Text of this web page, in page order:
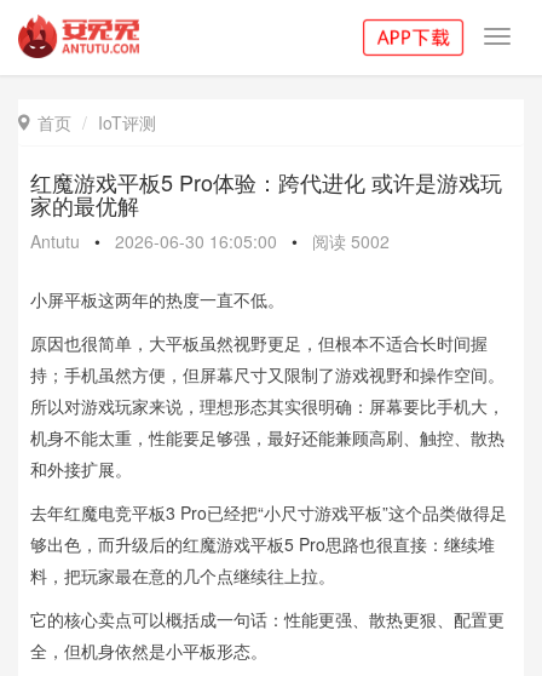
 首页 IoT评测
红魔游戏平板5 Pro体验：跨代进化 或许是游戏玩
家的最优解
Antutu • 2026-06-30 16:05:00 • 阅读 5002
小屏平板这两年的热度一直不低。
原因也很简单，大平板虽然视野更足，但根本不适合长时间握
持；手机虽然方便，但屏幕尺寸又限制了游戏视野和操作空间。
所以对游戏玩家来说，理想形态其实很明确：屏幕要比手机大，
机身不能太重，性能要足够强，最好还能兼顾高刷、触控、散热
和外接扩展。
去年红魔电竞平板3 Pro已经把“小尺寸游戏平板”这个品类做得足
够出色，而升级后的红魔游戏平板5 Pro思路也很直接：继续堆
料，把玩家最在意的几个点继续往上拉。
它的核心卖点可以概括成一句话：性能更强、散热更狠、配置更
全，但机身依然是小平板形态。